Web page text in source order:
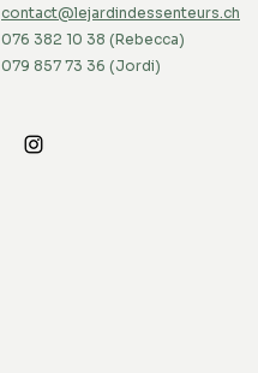
contact@lejardindessenteurs.ch
076 382 10 38 (Rebecca)
079 857 73 36 (Jordi)